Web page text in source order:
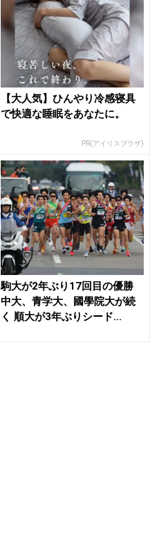
【大人気】ひんやり冷感寝具
で快適な睡眠をあなたに。
PR(アイリスプラザ)
駒大が2年ぶり17回目の優勝
中大、青学大、國學院大が続
く 順大が3年ぶりシード...